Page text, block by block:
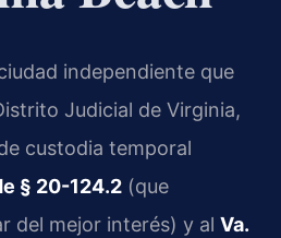
independiente que
Judicial de Virginia,
custodia temporal
§ 20-124.2 (que
del mejor interés) y al Va.